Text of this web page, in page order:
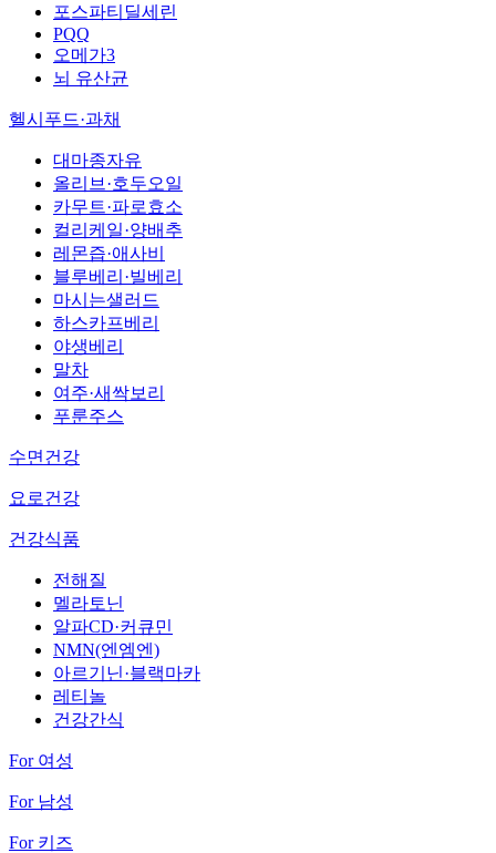
포스파티딜세린
PQQ
오메가3
뇌 유산균
헬시푸드·과채
대마종자유
올리브·호두오일
카무트·파로효소
컬리케일·양배추
레몬즙·애사비
블루베리·빌베리
마시는샐러드
하스카프베리
야생베리
말차
여주·새싹보리
푸룬주스
수면건강
요로건강
건강식품
전해질
멜라토닌
알파CD·커큐민
NMN(엔엠엔)
아르기닌·블랙마카
레티놀
건강간식
For 여성
For 남성
For 키즈